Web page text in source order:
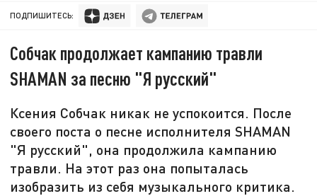
ПОДПИШИТЕСЬ:
Собчак продолжает кампанию травли
SHAMAN за песню "Я русский"
Ксения Собчак никак не успокоится. После
своего поста о песне исполнителя SHAMAN
"Я русский", она продолжила кампанию
травли. На этот раз она попыталась
изобразить из себя музыкального критика.